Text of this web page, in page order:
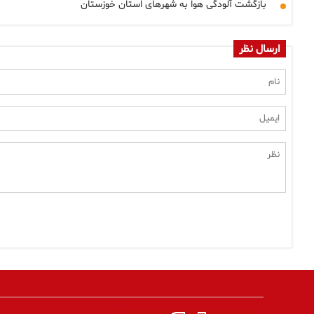
بازگشت آلودگی هوا به شهرهای استان خوزستان
ارسال نظر